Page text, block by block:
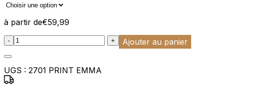
à partir de€59,99
:product_name quantity
- + Ajouter au panier
UGS : 2701 PRINT EMMA